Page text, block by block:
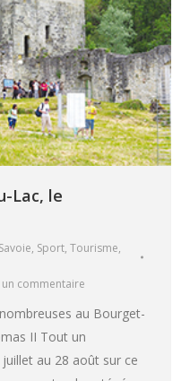
Lac, le
Savoie, Sport, Tourisme,
un commentaire
au Bourget-
II Tout un
au 28 août sur ce